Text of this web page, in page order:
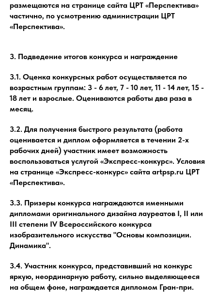
размещаются на странице сайта ЦРТ «Перспектива»
частично, по усмотрению администрации ЦРТ
«Перспектива».
3. Подведение итогов конкурса и награждение
3.1. Оценка конкурсных работ осуществляется по
возрастным группам: 3 - 6 лет, 7 - 10 лет, 11 - 14 лет, 15 -
18 лет и взрослые. Оцениваются работы два раза в
месяц.
3.2. Для получения быстрого результата (работа
оценивается и диплом оформляется в течении 2-х
рабочих дней) участник имеет возможность
воспользоваться услугой «Экспресс-конкурс». Условия
на странице «Экспресс-конкурс» сайта artpsp.ru ЦРТ
«Перспектива».
3.3. Призеры конкурса награждаются именными
дипломами оригинального дизайна лауреатов I, II или
III степени IV Всероссийского конкурса
изобразительного искусства "Основы композиции.
Динамика".
3.4. Участник конкурса, представивший на конкурс
яркую, неординарную работу, сильно выделяющееся
на общем фоне, награждается дипломом Гран-при.